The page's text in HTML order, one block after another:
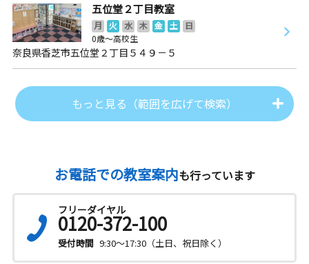
五位堂２丁目教室
月 火 水 木 金 土
日
0歳～高校生
奈良県香芝市五位堂２丁目５４９－５
もっと見る（範囲を広げて検索）
お電話での教室案内も行っています
フリーダイヤル
0120-372-100
受付時間 9:30～17:30（土日、祝日除く）